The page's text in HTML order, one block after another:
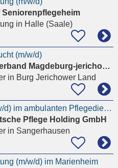
Seniorenpflegeheim
in Halle (Saale)
(m/w/d)
Drk Regionalverband Magdeburg-jerichower Land E.v.
in Burg Jerichower Land
Pflegekraft (m/w/d) im ambulanten Pflegedienst Rottleberode, Sangerhausen oder Oberröblingen
Pflege Holding GmbH
in Sangerhausen
(m/w/d) im Marienheim